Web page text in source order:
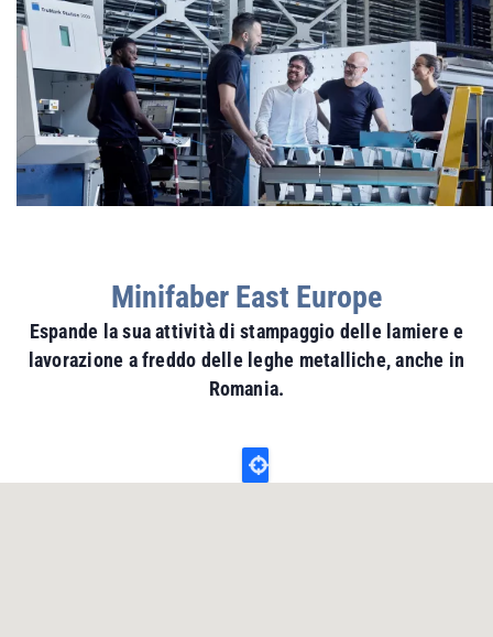
Minifaber East Europe
Espande la sua attività di stampaggio delle lamiere e
lavorazione a freddo delle leghe metalliche, anche in
Romania.